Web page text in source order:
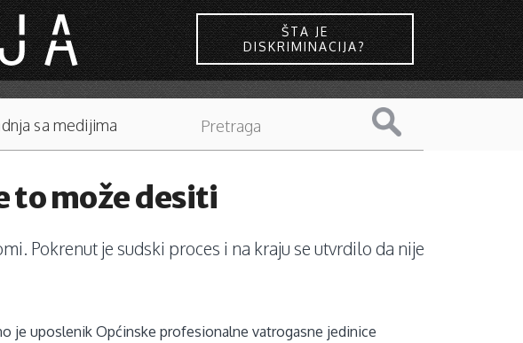
ŠTA JE
DISKRIMINACIJA?
sa medijima
to može desiti
Pokrenut je sudski proces i na kraju se utvrdilo da nije
je uposlenik Općinske profesionalne vatrogasne jedinice